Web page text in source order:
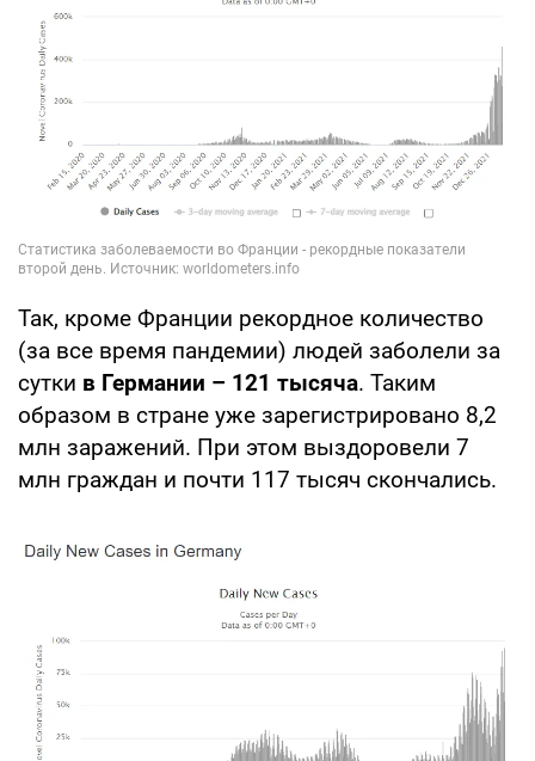
Так, кроме Франции рекордное количество
(за все время пандемии) людей заболели за
сутки в Германии – 121 тысяча. Таким
образом в стране уже зарегистрировано 8,2
млн заражений. При этом выздоровели 7
млн граждан и почти 117 тысяч скончались.